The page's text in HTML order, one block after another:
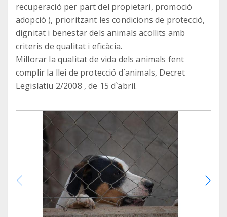
recuperació per part del propietari, promoció
adopció ), prioritzant les condicions de protecció,
dignitat i benestar dels animals acollits amb
criteris de qualitat i eficàcia.
Millorar la qualitat de vida dels animals fent
complir la llei de protecció d`animals, Decret
Legislatiu 2/2008 , de 15 d`abril.